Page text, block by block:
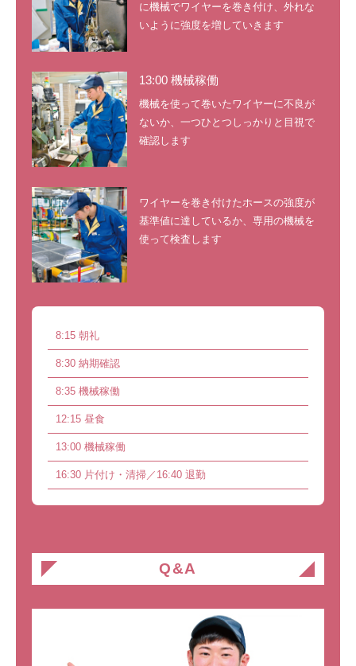
に機械でワイヤーを巻き付け、外れな
いように強度を増していきます
13:00 機械稼働
機械を使って巻いたワイヤーに不良が
ないか、一つひとつしっかりと目視で
確認します
ワイヤーを巻き付けたホースの強度が
基準値に達しているか、専用の機械を
使って検査します
8:15 朝礼
8:30 納期確認
8:35 機械稼働
12:15 昼食
13:00 機械稼働
16:30 片付け・清掃／16:40 退勤
Q&A